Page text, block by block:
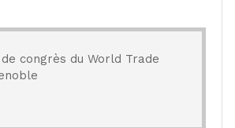
congrès du World Trade